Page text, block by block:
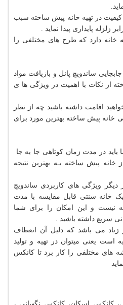
در تهیه خانه پیش ساخته سبب
پایداری پیدا نماید .
خانه دارد که طرح های مختلفی را
ساندویچ پانل و بازیافت مواد
از نکات با اهمیت در ویژگی ها ی
اقامت داشته باشید چه از نظر
خانه پیش ساخته بهترین مورد برای
در مدت زمان کوتاهی جا به جا
خانه پیش ساخته بـه بهترین نتیجه
دیگر ویژگی های کاربردی ساندویچ
خانه سنتی قابل مقایسه با مدت
نیست و این امکان را برای شما
سریع داشته باشید .
زیاد می باشد که دلیل آن انعطاف
است یعنی میتوان در تهیه و تولید
های مختلفی را کار برد تا کانکس
کانکس اسکان، کانکس نگهبانی ،